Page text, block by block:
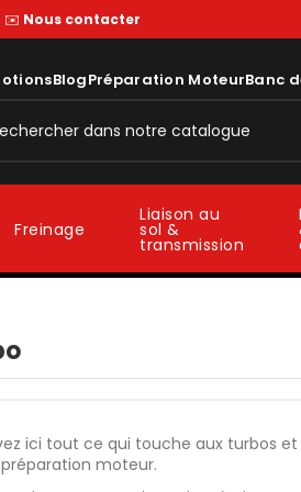
✉️ Nous contacter
BlogPréparation MoteurBanc
Freinage
Liaison au
sol &
transmission
ici tout ce qui touche aux turbos
moteur.